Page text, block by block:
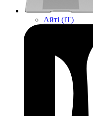
Айті (IT)